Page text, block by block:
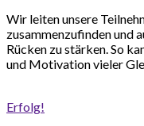
Wir leiten unsere
zusammenzufinden und
Rücken zu stärken. So
und Motivation vieler
Erfolg!